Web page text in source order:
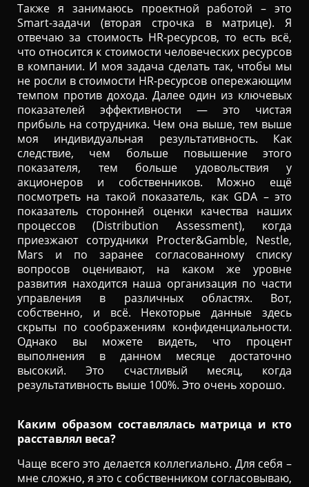
Также я занимаюсь проектной работой – это
Smart-задачи (вторая строчка в матрице). Я
отвечаю за стоимость HR-ресурсов, то есть всё,
что относится к стоимости человеческих ресурсов
в компании. И моя задача сделать так, чтобы мы
не росли в стоимости HR-ресурсов опережающим
темпом против дохода. Далее один из ключевых
показателей эффективности — это чистая
прибыль на сотрудника. Чем она выше, тем выше
моя индивидуальная результативность. Как
следствие, чем больше повышение этого
показателя, тем больше удовольствия у
акционеров и собственников. Можно ещё
посмотреть на такой показатель, как GDA – это
показатель сторонней оценки качества наших
процессов (Distribution Assessment), когда
приезжают сотрудники Procter&Gamble, Nestle,
Mars и по заранее согласованному списку
вопросов оценивают, на каком же уровне
развития находится наша организация по части
управления в различных областях. Вот,
собственно, и всё. Некоторые данные здесь
скрыты по соображениям конфиденциальности.
Однако вы можете видеть, что процент
выполнения в данном месяце достаточно
высокий. Это счастливый месяц, когда
результативность выше 100%. Это очень хорошо.
Каким образом составлялась матрица и кто
расставлял веса?
Чаще всего это делается коллегиально. Для себя –
мне сложно, я это с собственником согласовываю,